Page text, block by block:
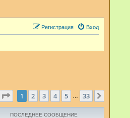
Вход
Регистрация
Страница1 из 33
1 2 3 4 5 33
ПОСЛЕДНЕЕ СООБЩЕНИЕ